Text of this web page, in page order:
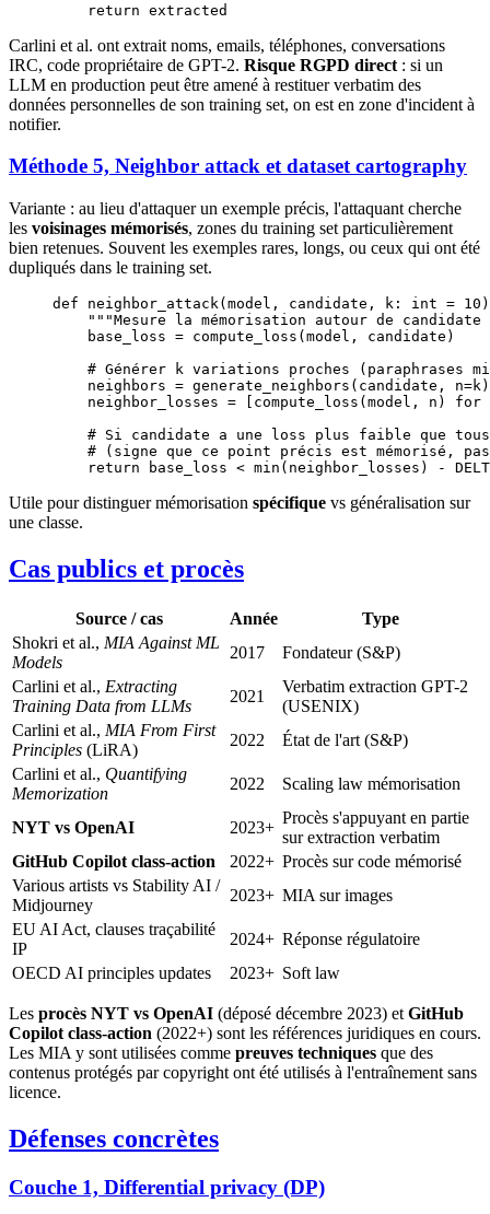
    return
extracted
Carlini et al. ont extrait noms, emails, téléphones, conversations
IRC, code propriétaire de GPT-2. Risque RGPD direct : si un
LLM en production peut être amené à restituer verbatim des
données personnelles de son training set, on est en zone d'incident à
notifier.
Méthode 5, Neighbor attack et dataset cartography
Variante : au lieu d'attaquer un exemple précis, l'attaquant cherche
les voisinages mémorisés, zones du training set particulièrement
bien retenues. Souvent les exemples rares, longs, ou ceux qui ont été
dupliqués dans le training set.
def neighbor_attack (model, candidate, k: int = 10
"""Mesure la mémorisation autour de candidate
    base_loss
= compute_loss(model, candidate)
# Générer k variations proches (paraphrases
    neighbors
= generate_neighbors(candidate, n=k)
    neighbor_losses
= [compute_loss(model, n) for
# Si candidate a une loss plus faible que
# (signe que ce point précis est mémorisé,
    return
base_loss < min (neighbor_losses) -
Utile pour distinguer mémorisation spécifique vs généralisation sur
une classe.
Cas publics et procès
Source / cas Année
Type
Shokri et al., MIA Against ML
Models
2017
Fondateur (S&P)
Carlini et al., Extracting
Training Data from LLMs
2021
Verbatim extraction GPT-2
(USENIX)
Carlini et al., MIA From First
Principles (LiRA)
2022
État de l'art (S&P)
Carlini et al., Quantifying
Memorization
2022 Scaling law mémorisation
NYT vs OpenAI 2023+
Procès s'appuyant en partie
sur extraction verbatim
GitHub Copilot class-action
2022+ Procès sur code mémorisé
Various artists vs Stability AI /
Midjourney
2023+ MIA sur images
EU AI Act, clauses traçabilité
IP
2024+ Réponse régulatoire
OECD AI principles updates
2023+ Soft law
Les procès NYT vs OpenAI (déposé décembre 2023) et GitHub
Copilot class-action (2022+) sont les références juridiques en cours.
Les MIA y sont utilisées comme preuves techniques que des
contenus protégés par copyright ont été utilisés à l'entraînement sans
licence.
Défenses concrètes
Couche 1, Differential privacy (DP)